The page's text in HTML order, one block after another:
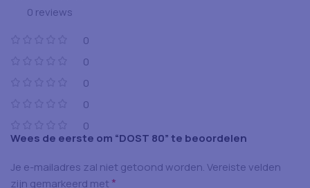
0 reviews
0
0
0
0
0
Wees de eerste om “DOST 80” te beoordelen
Je e-mailadres zal niet getoond worden.Vereiste velden
zijn gemarkeerd met *